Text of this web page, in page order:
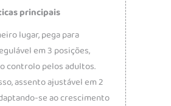
principais
lugar, pega para
em 3 posições,
controlo pelos adultos.
assento ajustável em 2
se ao crescimento